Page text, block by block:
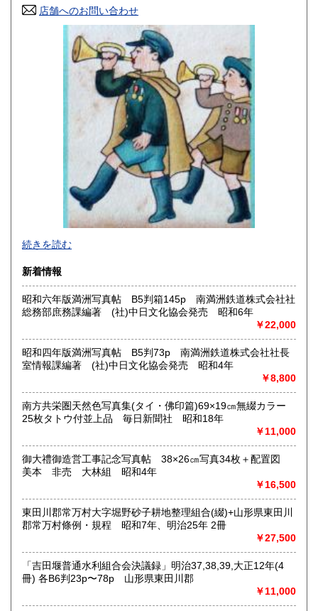
高知県 300円
300円
300円 大分県
300円 鹿児島県
300円
店舗へのお問い合わせ
2026年で創業45年目になります。
沿線名：(無店舗)
最寄駅：(無店舗)
営業時間：10:00〜18:00
書籍の買取について
取り扱い分野
古典籍、近代文献、趣味、サブカルチャー、古書一般（その
和本・開拓/植民資料・戦時資料・文学一般・詩歌句集・児童
書 ・児童資料・芸能/サブカル・広告資料・ポスター・版画/
刷り物 ・絵葉書・双六・地図/鳥瞰図
続きを読む
新着情報
昭和六年版満洲写真帖 B5判箱145p 南満洲鉄道株式会社社
総務部庶務課編著 (社)中日文化協会発売 昭和6年
￥22,000
昭和四年版満洲写真帖 B5判73p 南満洲鉄道株式会社社長
室情報課編著 (社)中日文化協会発売 昭和4年
￥8,800
南方共栄圏天然色写真集(タイ・佛印篇)69×19㎝無綴カラー
25枚タトウ付並上品 毎日新聞社 昭和18年
￥11,000
御大禮御造営工事記念写真帖 38×26㎝写真34枚＋配置図
美本 非売 大林組 昭和4年
￥16,500
東田川郡常万村大字堀野砂子耕地整理組合(綴)+山形県東田川
郡常万村條例・規程 昭和7年、明治25年 2冊
￥27,500
「吉田堰普通水利組合会決議録」明治37,38,39,大正12年(4
冊) 各B6判23p〜78p 山形県東田川郡
￥11,000